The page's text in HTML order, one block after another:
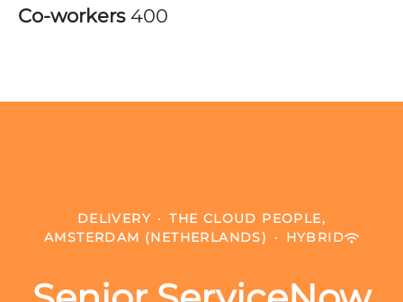
Co-workers 400
DELIVERY · THE CLOUD PEOPLE,
AMSTERDAM (NETHERLANDS)
· HYBRID